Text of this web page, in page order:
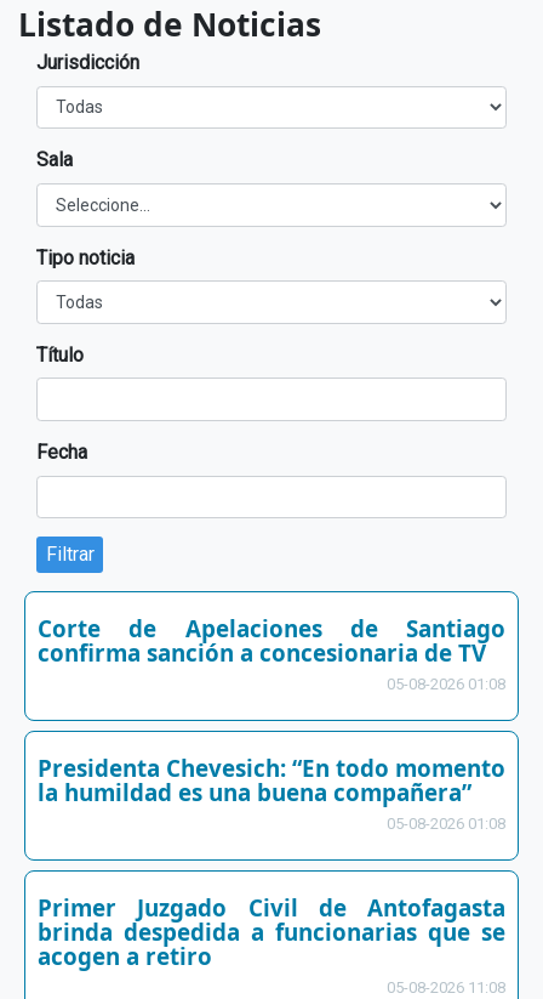
Listado de Noticias
Jurisdicción
Sala
Tipo noticia
Título
Fecha
Filtrar
Corte de Apelaciones de Santiago
confirma sanción a concesionaria de TV
05-08-2026 01:08
Presidenta Chevesich: “En todo momento
la humildad es una buena compañera”
05-08-2026 01:08
Primer Juzgado Civil de Antofagasta
brinda despedida a funcionarias que se
acogen a retiro
05-08-2026 11:08